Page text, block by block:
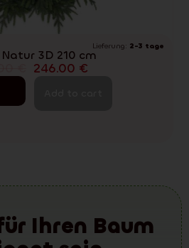
Lieferung: 2-3 tage
3D 210 cm
246.00 €
Ihren Baum